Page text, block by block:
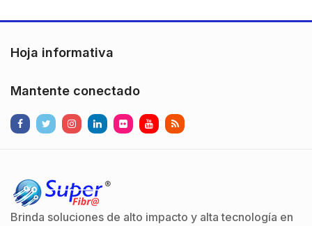
Hoja informativa
Mantente conectado
Brinda soluciones de alto impacto y alta tecnología en